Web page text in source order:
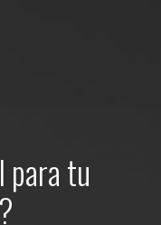
para tu